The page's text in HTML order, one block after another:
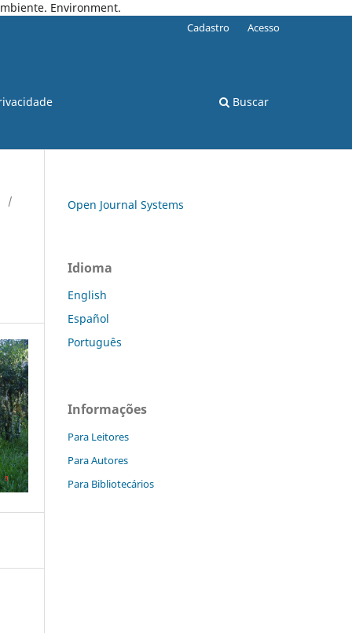
Environment.
Buscar
Cadastro Acesso
/ Open Journal Systems
Idioma
English
Español
Português
Informações
Para Leitores
Para Autores
Para Bibliotecários